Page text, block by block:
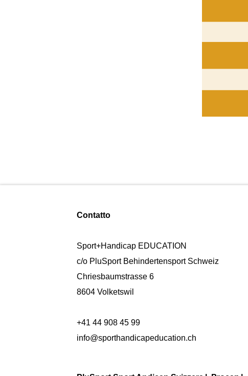
Contatto
Sport+Handicap EDUCATION
c/o PluSport Behindertensport Schweiz
Chriesbaumstrasse 6
8604 Volketswil
+41 44 908 45 99
info@sporthandicapeducation.ch